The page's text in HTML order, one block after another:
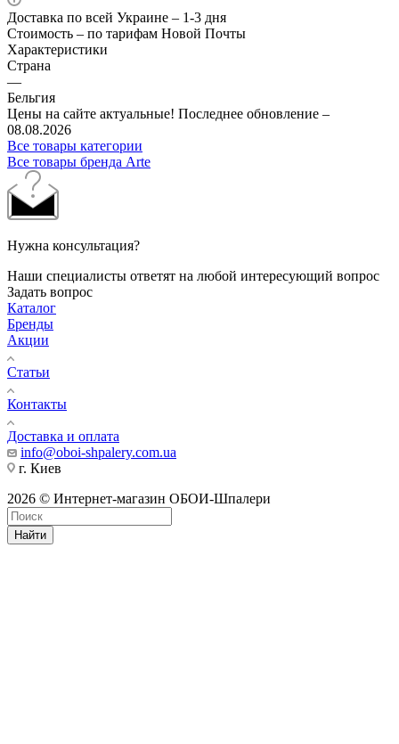
Доставка по всей Украине – 1-3 дня
Стоимость – по тарифам Новой Почты
Характеристики
Страна
—
Бельгия
Цены на сайте актуальные! Последнее обновление –
08.08.2026
Все товары категории
Все товары бренда Arte
Нужна консультация?
Наши специалисты ответят на любой интересующий вопрос
Задать вопрос
Каталог
Бренды
Акции
Статьи
Контакты
Доставка и оплата
info@oboi-shpalery.com.ua
г. Киев
2026 © Интернет-магазин ОБОИ-Шпалери
Найти